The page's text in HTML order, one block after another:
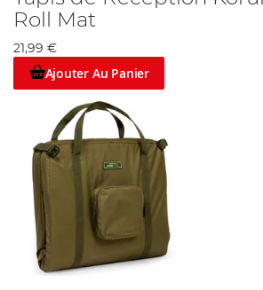
Roll Mat
21,99 €
Ajouter Au Panier